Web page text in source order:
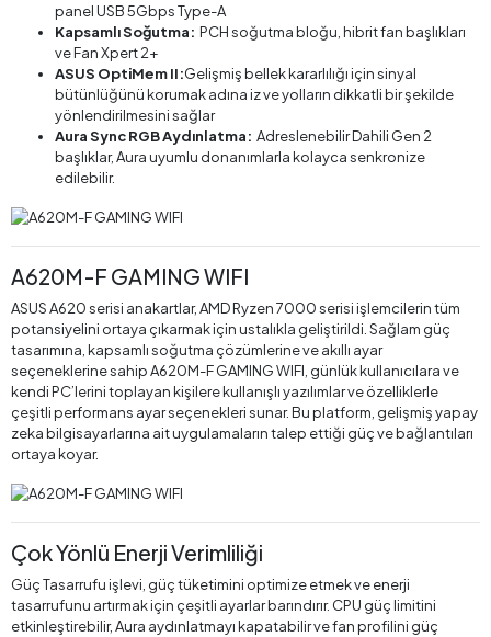
panel USB 5Gbps Type-A
Kapsamlı Soğutma: PCH soğutma bloğu, hibrit fan başlıkları
ve Fan Xpert 2+
ASUS OptiMem II:Gelişmiş bellek kararlılığı için sinyal
bütünlüğünü korumak adına iz ve yolların dikkatli bir şekilde
yönlendirilmesini sağlar
Aura Sync RGB Aydınlatma: Adreslenebilir Dahili Gen 2
başlıklar, Aura uyumlu donanımlarla kolayca senkronize
edilebilir.
A620M-F GAMING WIFI
ASUS A620 serisi anakartlar, AMD Ryzen 7000 serisi işlemcilerin tüm
potansiyelini ortaya çıkarmak için ustalıkla geliştirildi. Sağlam güç
tasarımına, kapsamlı soğutma çözümlerine ve akıllı ayar
seçeneklerine sahip A620M-F GAMING WIFI, günlük kullanıcılara ve
kendi PC’lerini toplayan kişilere kullanışlı yazılımlar ve özelliklerle
çeşitli performans ayar seçenekleri sunar. Bu platform, gelişmiş yapay
zeka bilgisayarlarına ait uygulamaların talep ettiği güç ve bağlantıları
ortaya koyar.
Çok Yönlü Enerji Verimliliği
Güç Tasarrufu işlevi, güç tüketimini optimize etmek ve enerji
tasarrufunu artırmak için çeşitli ayarlar barındırır. CPU güç limitini
etkinleştirebilir, Aura aydınlatmayı kapatabilir ve fan profilini güç